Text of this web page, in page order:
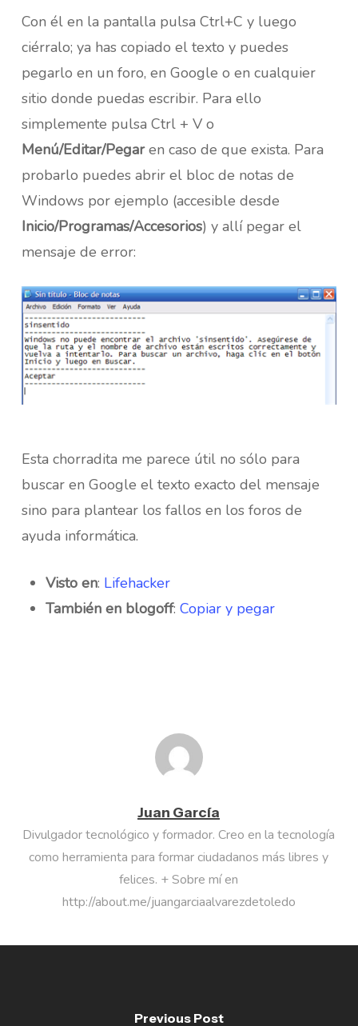
Con él en la pantalla pulsa Ctrl+C y luego
ciérralo; ya has copiado el texto y puedes
pegarlo en un foro, en Google o en cualquier
sitio donde puedas escribir. Para ello
simplemente pulsa Ctrl + V o
Menú/Editar/Pegaren caso de que exista. Para
probarlo puedes abrir el bloc de notas de
Windows por ejemplo (accesible desde
Inicio/Programas/Accesorios) y allí pegar el
mensaje de error:
Esta chorradita me parece útil no sólo para
buscar en Google el texto exacto del mensaje
sino para plantear los fallos en los foros de
ayuda informática.
Visto en: Lifehacker
También en blogoff: Copiar y pegar
Juan García
Divulgador tecnológico y formador. Creo en la tecnología
como herramienta para formar ciudadanos más libres y
felices. + Sobre mí en
http://about.me/juangarciaalvarezdetoledo
Previous Post